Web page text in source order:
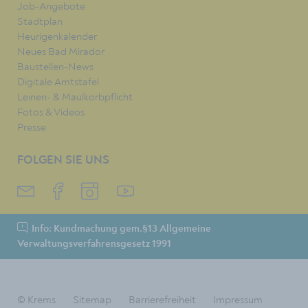
Job-Angebote
Stadtplan
Heurigenkalender
Neues Bad Mirador
Baustellen-News
Digitale Amtstafel
Leinen- & Maulkorbpflicht
Fotos & Videos
Presse
FOLGEN SIE UNS
Info: Kundmachung gem.§13 Allgemeine
Verwaltungsverfahrensgesetz 1991
© Krems Sitemap Barrierefreiheit Impressum